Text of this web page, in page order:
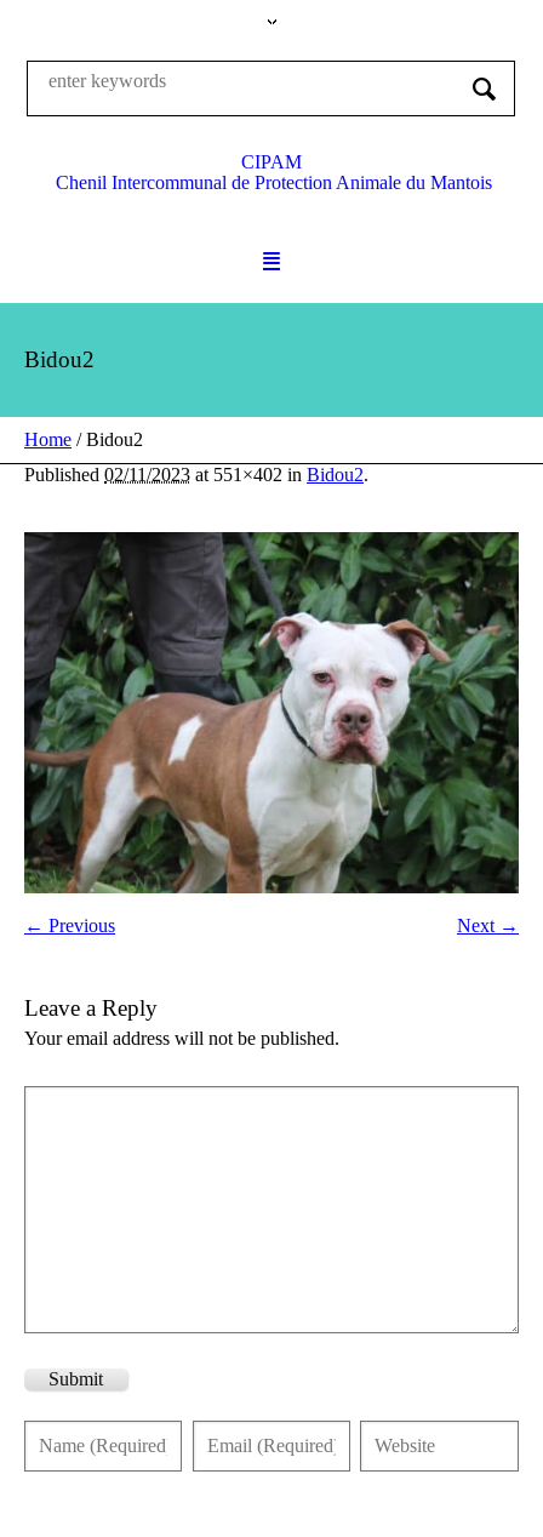
CIPAM
Chenil Intercommunal de Protection Animale du Mantois
Bidou2
Home /Bidou2
Published 02/11/2023 at 551×402 in Bidou2.
← Previous Next →
Leave a Reply
Your email address will not be published.
Submit